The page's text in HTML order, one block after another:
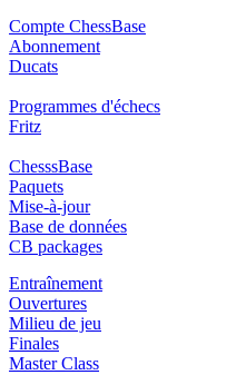
Compte ChessBase
Abonnement
Ducats
Programmes d'échecs
Fritz
ChesssBase
Paquets
Mise-à-jour
Base de données
CB packages
Entraînement
Ouvertures
Milieu de jeu
Finales
Master Class